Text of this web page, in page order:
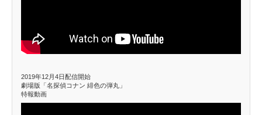
2019年12月4日配信開始
劇場版「名探偵コナン 緋色の弾丸」
特報動画